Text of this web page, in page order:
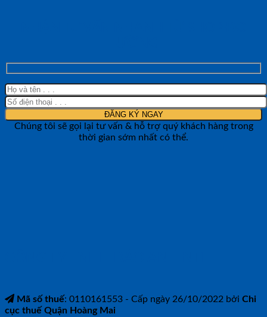
Chúng tôi sẽ gọi lại tư vấn & hỗ trợ quý khách hàng trong
thời gian sớm nhất có thể.
Mã số thuế: 0110161553 - Cấp ngày 26/10/2022 bởi Chi
cục thuế Quận Hoàng Mai